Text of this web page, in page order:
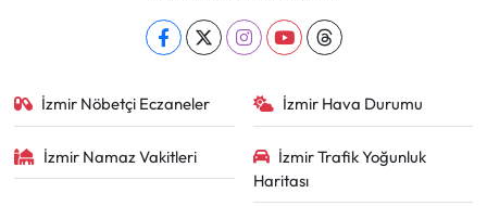
İzmir Nöbetçi Eczaneler İzmir Hava Durumu
İzmir Namaz Vakitleri
İzmir Trafik Yoğunluk
Haritası